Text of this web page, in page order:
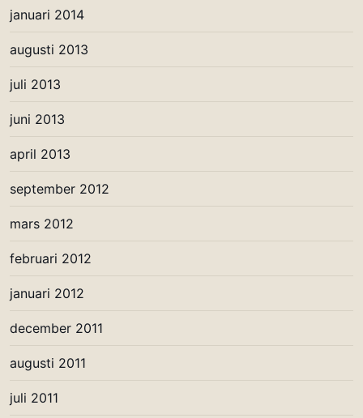
januari 2014
augusti 2013
juli 2013
juni 2013
april 2013
september 2012
mars 2012
februari 2012
januari 2012
december 2011
augusti 2011
juli 2011